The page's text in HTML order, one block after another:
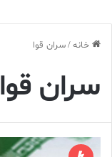
خانه/سران قوا
سران قوا